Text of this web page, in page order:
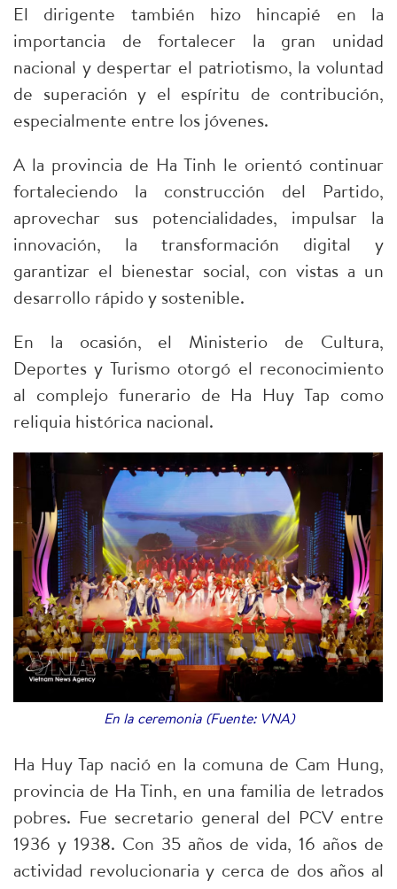
El dirigente también hizo hincapié en la
importancia de fortalecer la gran unidad
nacional y despertar el patriotismo, la voluntad
de superación y el espíritu de contribución,
especialmente entre los jóvenes.
A la provincia de Ha Tinh le orientó continuar
fortaleciendo la construcción del Partido,
aprovechar sus potencialidades, impulsar la
innovación, la transformación digital y
garantizar el bienestar social, con vistas a un
desarrollo rápido y sostenible.
En la ocasión, el Ministerio de Cultura,
Deportes y Turismo otorgó el reconocimiento
al complejo funerario de Ha Huy Tap como
reliquia histórica nacional.
En la ceremonia (Fuente: VNA)
Ha Huy Tap nació en la comuna de Cam Hung,
provincia de Ha Tinh, en una familia de letrados
pobres. Fue secretario general del PCV entre
1936 y 1938. Con 35 años de vida, 16 años de
actividad revolucionaria y cerca de dos años al